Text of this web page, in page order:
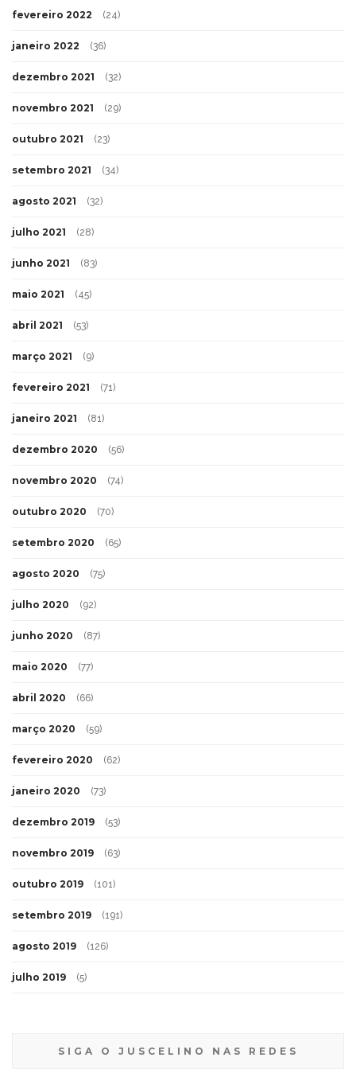
fevereiro 2022 (24)
janeiro 2022 (36)
dezembro 2021 (32)
novembro 2021 (29)
outubro 2021 (23)
setembro 2021 (34)
agosto 2021 (32)
julho 2021 (28)
junho 2021 (83)
maio 2021 (45)
abril 2021 (53)
março 2021 (9)
fevereiro 2021 (71)
janeiro 2021 (81)
dezembro 2020 (56)
novembro 2020 (74)
outubro 2020 (70)
setembro 2020 (65)
agosto 2020 (75)
julho 2020 (92)
junho 2020 (87)
maio 2020 (77)
abril 2020 (66)
março 2020 (59)
fevereiro 2020 (62)
janeiro 2020 (73)
dezembro 2019 (53)
novembro 2019 (63)
outubro 2019 (101)
setembro 2019 (191)
agosto 2019 (126)
julho 2019 (5)
SIGA O JUSCELINO NAS REDES